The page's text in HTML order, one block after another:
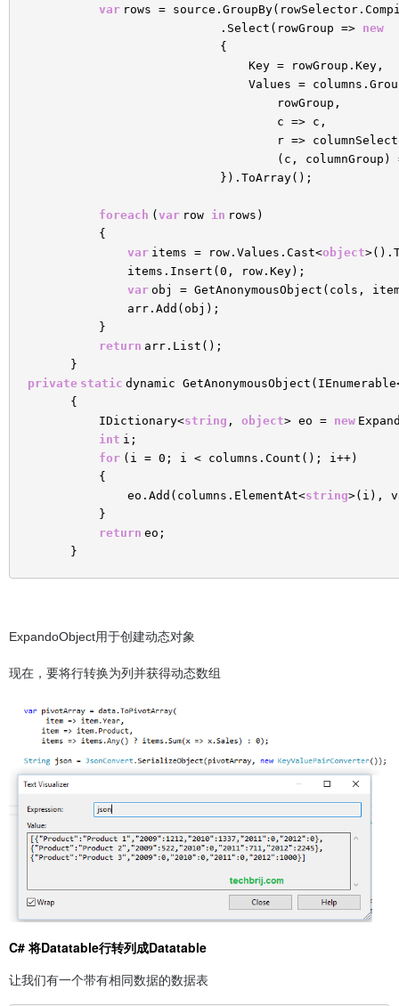
var rows =
.Select(rowGroup => new
{
Key = rowGroup.Key,
Values =
rowGroup,
c => c,
r =>
(c, columnGroup)
}).ToArray();
foreach ( var row in rows)
{
var items = row.Values.Cast<object
items.Insert(0, row.Key);
var obj = GetAnonymousObject(cols,
arr.Add(obj);
}
return arr.List();
}
private static dynamic
{
IDictionary<string , object> eo = new
int i;
for (i = 0; i < columns.Count(); i++)
{
eo.Add(columns.ElementAt<string>(i),
}
return eo;
}
ExpandoObject用于创建动态对象
现在，要将行转换为列并获得动态数组
C# 将Datatable行转列成Datatable
让我们有一个带有相同数据的数据表